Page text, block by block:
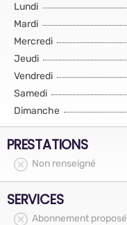
Lundi
Mardi
Mercredi
Jeudi
Vendredi
Samedi
Dimanche
PRESTATIONS
Non renseigné
SERVICES
Abonnement proposé